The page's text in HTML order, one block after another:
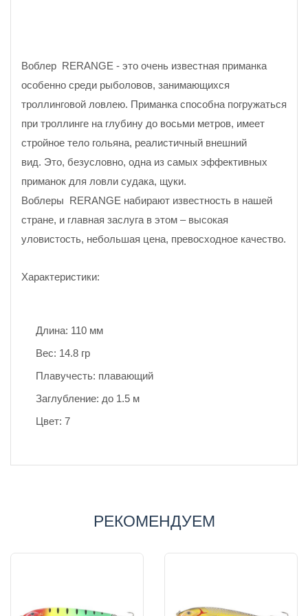
Воблер RERANGE - это очень известная приманка
особенно среди рыболовов, занимающихся
троллинговой ловлею. Приманка способна погружаться
при троллинге на глубину до восьми метров, имеет
стройное тело гольяна, реалистичный внешний
вид. Это, безусловно, одна из самых эффективных
приманок для ловли судака, щуки.
Воблеры RERANGE набирают известность в нашей
стране, и главная заслуга в этом – высокая
уловистость, небольшая цена, превосходное качество.
Характеристики:
Длина: 110 мм
Вес: 14.8 гр
Плавучесть: плавающий
Заглубление: до 1.5 м
Цвет: 7
РЕКОМЕНДУЕМ